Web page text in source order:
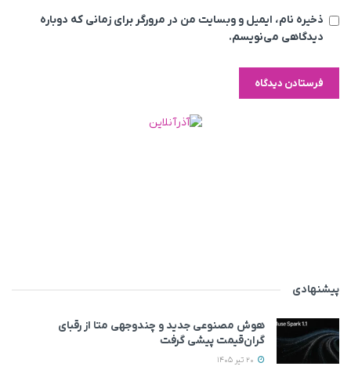
ذخیره نام، ایمیل و وبسایت من در مرورگر برای زمانی که دوباره
دیدگاهی می‌نویسم.
پیشنهادی
هوش مصنوعی جدید و چندوجهی متا از رقبای
گران‌قیمت پیشی گرفت